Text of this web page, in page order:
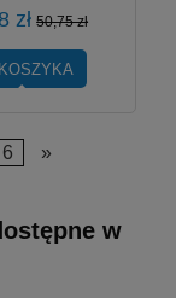
zł 50,75 zł
6 »
w